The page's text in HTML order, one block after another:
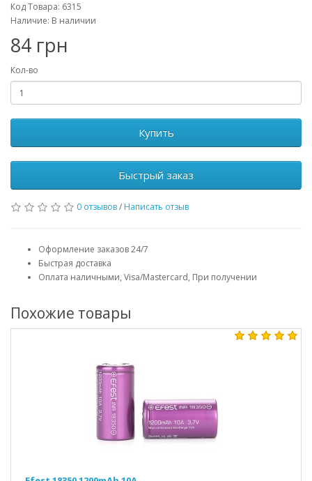
Код Товара: 6315
Наличие: В наличии
84 грн
Кол-во
Купить
Быстрый заказ
0 отзывов/ Написать отзыв
Оформление заказов 24/7
Быстрая доставка
Оплата наличными, Visa/Mastercard, При получении
Похожие товары